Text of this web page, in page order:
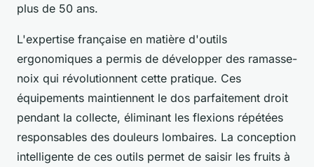
plus de 50 ans.
L'expertise française en matière d'outils
ergonomiques a permis de développer des ramasse-
noix qui révolutionnent cette pratique. Ces
équipements maintiennent le dos parfaitement droit
pendant la collecte, éliminant les flexions répétées
responsables des douleurs lombaires. La conception
intelligente de ces outils permet de saisir les fruits à